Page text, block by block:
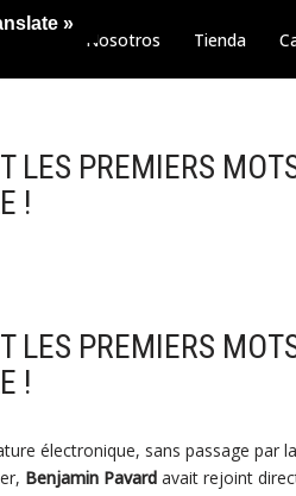
Nosotros Tienda
LES PREMIERS
!
LES PREMIERS
!
électronique, sans passage par
Benjamin Pavardavait rejoint
»